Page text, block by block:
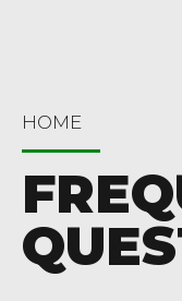
HOME